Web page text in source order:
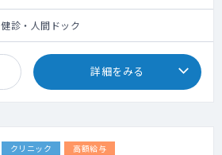
健診・人間ドック
詳細をみる
クリニック
高額給与